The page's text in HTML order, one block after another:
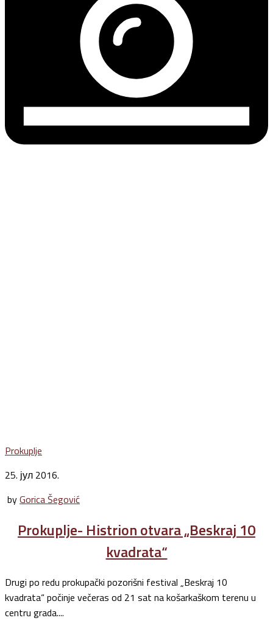
Prokuplje
25. јул 2016.
byGorica Šegović
Prokuplje- Histrion otvara „Beskraj 10
kvadrata“
Drugi po redu prokupački pozorišni festival „Beskraj 10
kvadrata“ počinje večeras od 21 sat na košarkaškom terenu u
centru grada....